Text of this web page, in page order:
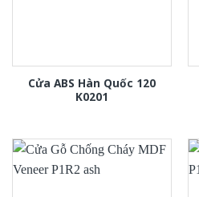
Cửa ABS Hàn Quốc 120
K0201